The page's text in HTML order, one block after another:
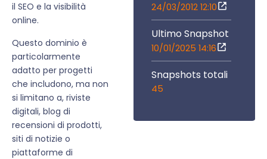
il SEO e la visibilità
online.
Questo dominio è
particolarmente
adatto per progetti
che includono, ma non
si limitano a, riviste
digitali, blog di
recensioni di prodotti,
siti di notizie o
piattaforme di
24/03/2012 12:10
Ultimo Snapshot
10/01/2025 14:16
Snapshots totali
45